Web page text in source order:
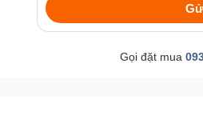
Gọi đặt mua